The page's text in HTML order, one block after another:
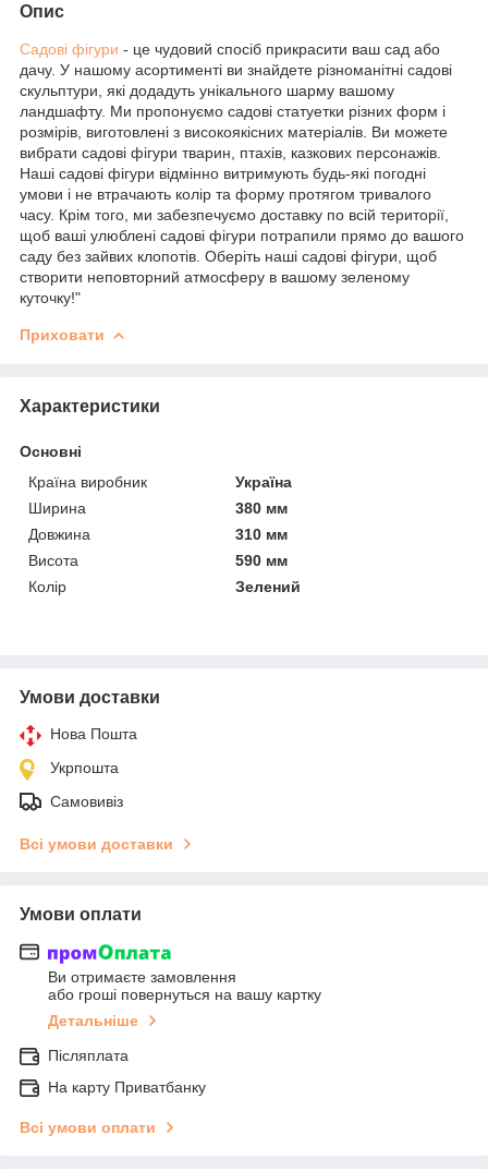
Опис
Садові фігури - це чудовий спосіб прикрасити ваш сад або
дачу. У нашому асортименті ви знайдете різноманітні садові
скульптури, які додадуть унікального шарму вашому
ландшафту. Ми пропонуємо садові статуетки різних форм і
розмірів, виготовлені з високоякісних матеріалів. Ви можете
вибрати садові фігури тварин, птахів, казкових персонажів.
Наші садові фігури відмінно витримують будь-які погодні
умови і не втрачають колір та форму протягом тривалого
часу. Крім того, ми забезпечуємо доставку по всій території,
щоб ваші улюблені садові фігури потрапили прямо до вашого
саду без зайвих клопотів. Оберіть наші садові фігури, щоб
створити неповторний атмосферу в вашому зеленому
куточку!"
Приховати
Характеристики
Основні
Країна виробник
Україна
Ширина
380 мм
Довжина
310 мм
Висота
590 мм
Колір
Зелений
Умови доставки
Нова Пошта
Укрпошта
Самовивіз
Всі умови доставки
Умови оплати
Ви отримаєте замовлення
або гроші повернуться на вашу картку
Детальніше
Післяплата
На карту Приватбанку
Всі умови оплати